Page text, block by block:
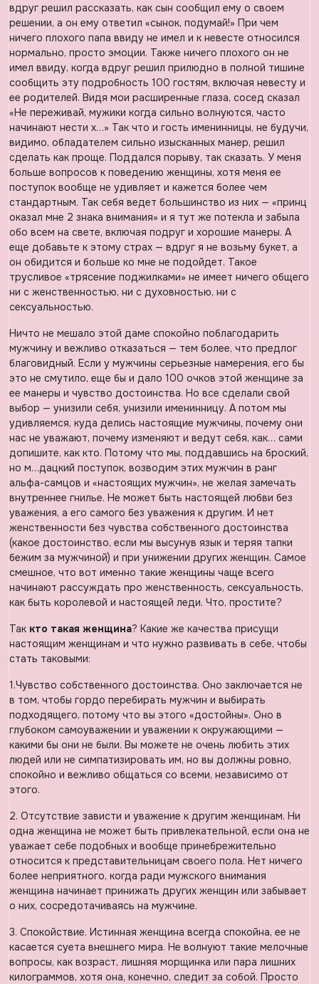
вдруг решил рассказать, как сын сообщил ему о своем
решении, а он ему ответил «сынок, подумай!» При чем
ничего плохого папа ввиду не имел и к невесте относился
нормально, просто эмоции. Также ничего плохого он не
имел ввиду, когда вдруг решил прилюдно в полной тишине
сообщить эту подробность 100 гостям, включая невесту и
ее родителей. Видя мои расширенные глаза, сосед сказал
«Не переживай, мужики когда сильно волнуются, часто
начинают нести х…» Так что и гость именинницы, не будучи,
видимо, обладателем сильно изысканных манер, решил
сделать как проще. Поддался порыву, так сказать. У меня
больше вопросов к поведению женщины, хотя меня ее
поступок вообще не удивляет и кажется более чем
стандартным. Так себя ведет большинство из них — «принц
оказал мне 2 знака внимания» и я тут же потекла и забыла
обо всем на свете, включая подруг и хорошие манеры. А
еще добавьте к этому страх — вдруг я не возьму букет, а
он обидится и больше ко мне не подойдет. Такое
трусливое «трясение поджилками» не имеет ничего общего
ни с женственностью, ни с духовностью, ни с
сексуальностью.
Ничто не мешало этой даме спокойно поблагодарить
мужчину и вежливо отказаться — тем более, что предлог
благовидный. Если у мужчины серьезные намерения, его бы
это не смутило, еще бы и дало 100 очков этой женщине за
ее манеры и чувство достоинства. Но все сделали свой
выбор — унизили себя, унизили именинницу. А потом мы
удивляемся, куда делись настоящие мужчины, почему они
нас не уважают, почему изменяют и ведут себя, как… сами
допишите, как кто. Потому что мы, поддавшись на броский,
но м…дацкий поступок, возводим этих мужчин в ранг
альфа-самцов и «настоящих мужчин», не желая замечать
внутреннее гнилье. Не может быть настоящей любви без
уважения, а его самого без уважения к другим. И нет
женственности без чувства собственного достоинства
(какое достоинство, если мы высунув язык и теряя тапки
бежим за мужчиной) и при унижении других женщин. Самое
смешное, что вот именно такие женщины чаще всего
начинают рассуждать про женственность, сексуальность,
как быть королевой и настоящей леди. Что, простите?
Так кто такая женщина? Какие же качества присущи
настоящим женщинам и что нужно развивать в себе, чтобы
стать таковыми:
1.Чувство собственного достоинства. Оно заключается не
в том, чтобы гордо перебирать мужчин и выбирать
подходящего, потому что вы этого «достойны». Оно в
глубоком самоуважении и уважении к окружающими —
какими бы они не были. Вы можете не очень любить этих
людей или не симпатизировать им, но вы должны ровно,
спокойно и вежливо общаться со всеми, независимо от
этого.
2. Отсутствие зависти и уважение к другим женщинам. Ни
одна женщина не может быть привлекательной, если она не
уважает себе подобных и вообще принебрежительно
относится к представительницам своего пола. Нет ничего
более неприятного, когда ради мужского внимания
женщина начинает принижать других женщин или забывает
о них, сосредотачиваясь на мужчине.
3. Спокойствие. Истинная женщина всегда спокойна, ее не
касается суета внешнего мира. Не волнуют такие мелочные
вопросы, как возраст, лишняя морщинка или пара лишних
килограммов, хотя она, конечно, следит за собой. Просто